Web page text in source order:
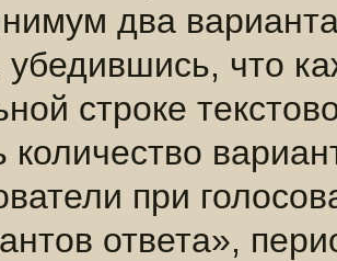
два
убедившись, что
строке
количество
при
ответа»,